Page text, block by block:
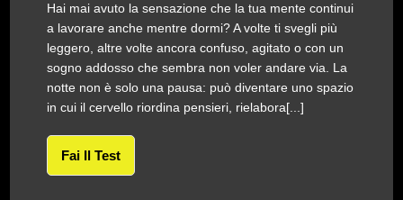
Hai mai avuto la sensazione che la tua mente continui
a lavorare anche mentre dormi? A volte ti svegli più
leggero, altre volte ancora confuso, agitato o con un
sogno addosso che sembra non voler andare via. La
notte non è solo una pausa: può diventare uno spazio
in cui il cervello riordina pensieri, rielabora[...]
Fai Il Test